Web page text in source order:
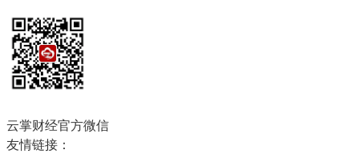
云掌财经官方微信
友情链接：